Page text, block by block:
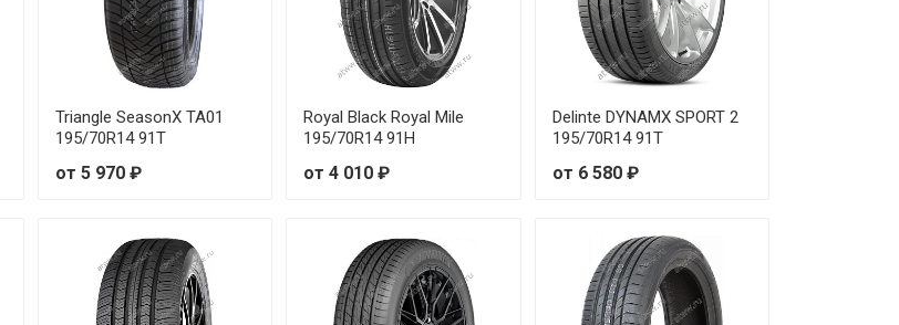
Triangle SeasonX TA01
195/70R14 91T
от 5 970 ₽
Royal Black Royal Mile
195/70R14 91H
от 4 010 ₽
Delinte DYNAMX SPORT 2
195/70R14 91T
от 6 580 ₽